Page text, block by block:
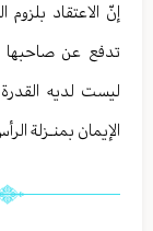
إنّ الاعتقاد
تدفع عن صاحبها
ليست لديه
الإيمان بمنـزلة